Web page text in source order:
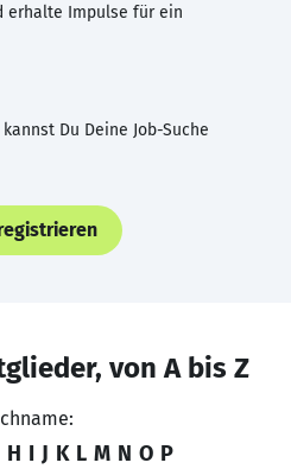
erhalte Impulse für ein
Du Deine Job-Suche
von A bis Z
H I J K L M N O P